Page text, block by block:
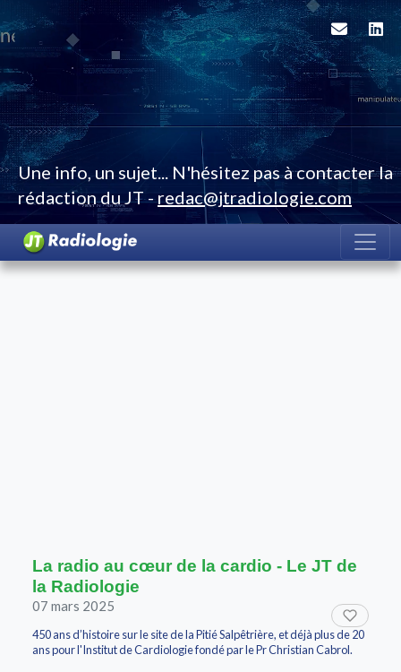
Une info, un sujet... N'hésitez pas à contacter la
rédaction du JT -redac@jtradiologie.com
La radio au cœur de la cardio - Le JT de
la Radiologie
07 mars 2025
450 ans d’histoire sur le site de la Pitié Salpêtrière, et déjà plus de 20
ans pour l'Institut de Cardiologie fondé par le Pr Christian Cabrol.